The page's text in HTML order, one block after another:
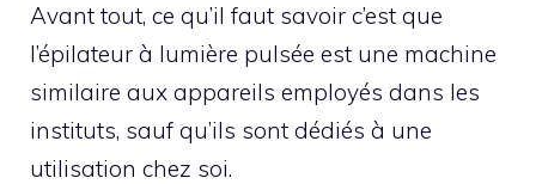
Avant tout, ce qu’il faut savoir c’est que
l’épilateur à lumière pulsée est une machine
similaire aux appareils employés dans les
instituts, sauf qu’ils sont dédiés à une
utilisation chez soi.